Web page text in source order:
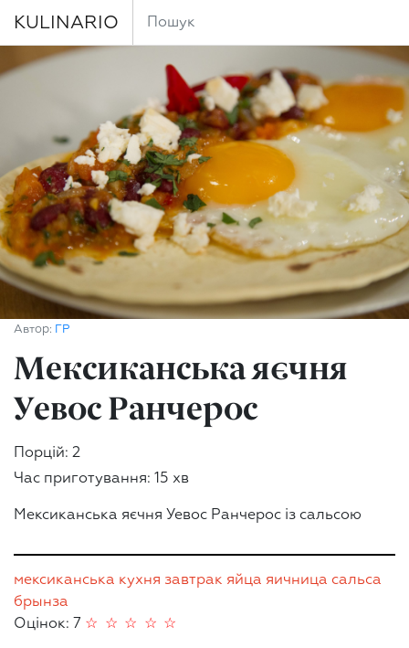
KULINARIO
Автор: ГР
Мексиканська яєчня
Уевос Ранчерос
Порцій: 2
Час приготування: 15 хв
Мексиканська яєчня Уевос Ранчерос із сальсою
мексиканська кухня завтрак яйца яичница сальса
брынза
Оцінок: 7
☆
☆
☆
☆
☆